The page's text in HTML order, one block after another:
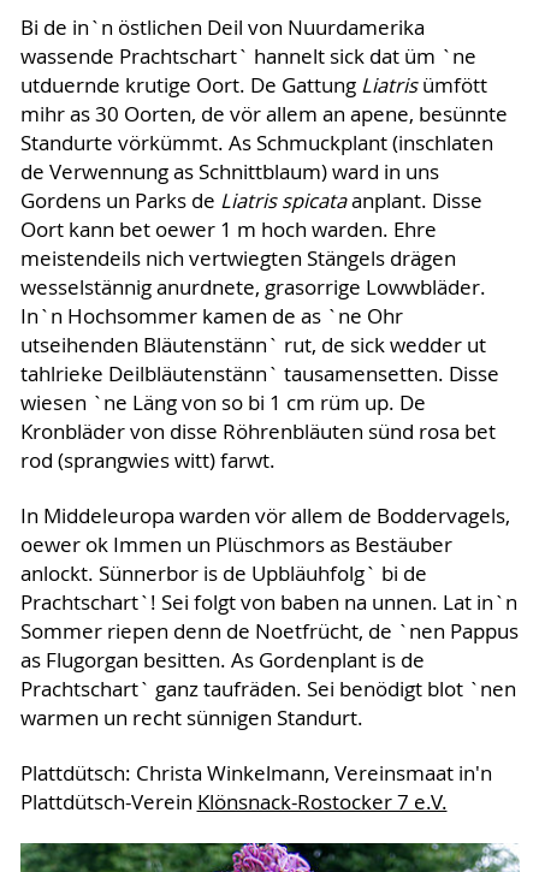
Bi de in`n östlichen Deil von Nuurdamerika
wassende Prachtschart` hannelt sick dat üm `ne
utduernde krutige Oort. De Gattung Liatrisümfött
mihr as 30 Oorten, de vör allem an apene, besünnte
Standurte vörkümmt. As Schmuckplant (inschlaten
de Verwennung as Schnittblaum) ward in uns
Gordens un Parks de Liatris spicataanplant. Disse
Oort kann bet oewer 1 m hoch warden. Ehre
meistendeils nich vertwiegten Stängels drägen
wesselstännig anurdnete, grasorrige Lowwbläder.
In`n Hochsommer kamen de as `ne Ohr
utseihenden Bläutenstänn` rut, de sick wedder ut
tahlrieke Deilbläutenstänn` tausamensetten. Disse
wiesen `ne Läng von so bi 1 cm rüm up. De
Kronbläder von disse Röhrenbläuten sünd rosa bet
rod (sprangwies witt) farwt.
In Middeleuropa warden vör allem de Boddervagels,
oewer ok Immen un Plüschmors as Bestäuber
anlockt. Sünnerbor is de Upbläuhfolg` bi de
Prachtschart`! Sei folgt von baben na unnen. Lat in`n
Sommer riepen denn de Noetfrücht, de `nen Pappus
as Flugorgan besitten. As Gordenplant is de
Prachtschart` ganz taufräden. Sei benödigt blot `nen
warmen un recht sünnigen Standurt.
Plattdütsch: Christa Winkelmann, Vereinsmaat in'n
Plattdütsch-Verein Klönsnack-Rostocker 7 e.V.